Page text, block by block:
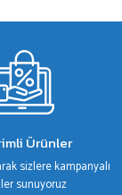
iletebilirsiniz.
Ürünler
sizlere kampanyalı
sunuyoruz